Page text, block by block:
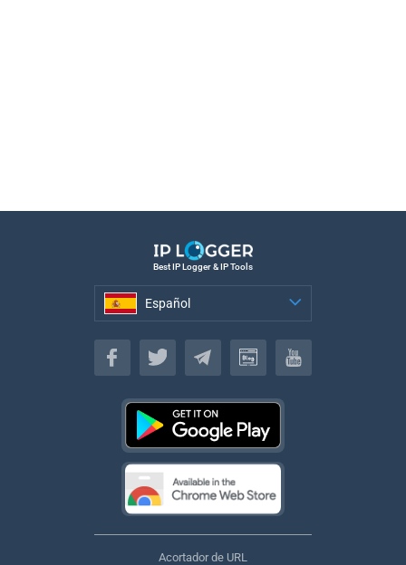
Best IP Logger & IP Tools
Español
Español
Acortador de URL